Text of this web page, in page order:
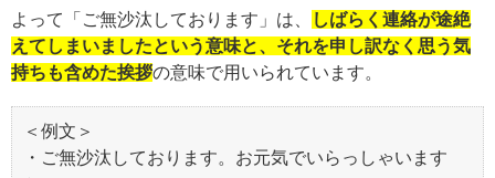
よって「ご無沙汰しております」は、
しばらく連絡が途絶
えてしまいましたという意味と、それを申し訳なく思う気
持ちも含めた挨拶の意味で用いられています。
＜例文＞
・ご無沙汰しております。お元気でいらっしゃいます